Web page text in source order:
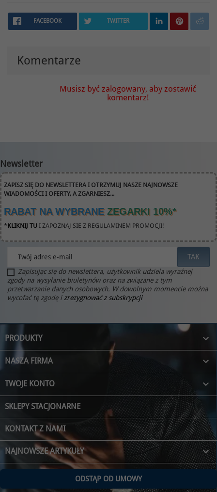
FACEBOOK TWITTER
Komentarze
Musisz być zalogowany, aby zostawić
komentarz!
Newsletter
ZAPISZ SIĘ DO NEWSLETTERA I OTRZYMUJ NASZE NAJNOWSZE
WIADOMOŚCI I OFERTY, A ZGARNIESZ...
RABAT NA WYBRANE ZEGARKI 10%*
*KLIKNIJ TU I ZAPOZNAJ SIE Z REGULAMINEM PROMOCJI!
Zapisując się do newslettera, użytkownik udziela wyraźnej
zgody na wysyłanie biuletynów oraz na związane z tym
przetwarzanie danych osobowych. W dowolnym momencie można
wycofać tę zgodę izrezygnować z subskrypcji
PRODUKTY 
NASZA FIRMA 
TWOJE KONTO 
SKLEPY STACJONARNE
KONTAKT Z NAMI
NAJNOWSZE ARTYKUŁY keyboard_arrow_down
ODSTĄP OD UMOWY